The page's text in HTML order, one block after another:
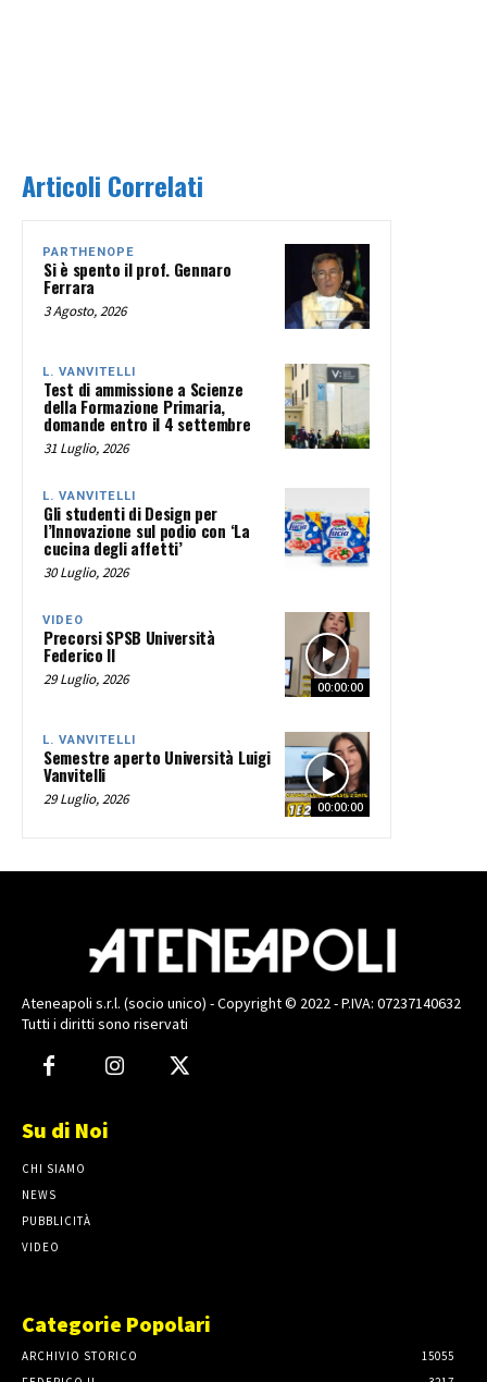
Articoli Correlati
PARTHENOPE
Si è spento il prof. Gennaro
Ferrara
3 Agosto, 2026
L. VANVITELLI
Test di ammissione a Scienze
della Formazione Primaria,
domande entro il 4 settembre
31 Luglio, 2026
L. VANVITELLI
Gli studenti di Design per
l’Innovazione sul podio con ‘La
cucina degli affetti’
30 Luglio, 2026
00:00:00
VIDEO
Precorsi SPSB Università
Federico II
29 Luglio, 2026
00:00:00
L. VANVITELLI
Semestre aperto Università Luigi
Vanvitelli
29 Luglio, 2026
Ateneapoli s.r.l. (socio unico) - Copyright © 2022 - P.IVA: 07237140632
Tutti i diritti sono riservati
Su di Noi
CHI SIAMO
NEWS
PUBBLICITÀ
VIDEO
Categorie Popolari
ARCHIVIO STORICO
15055